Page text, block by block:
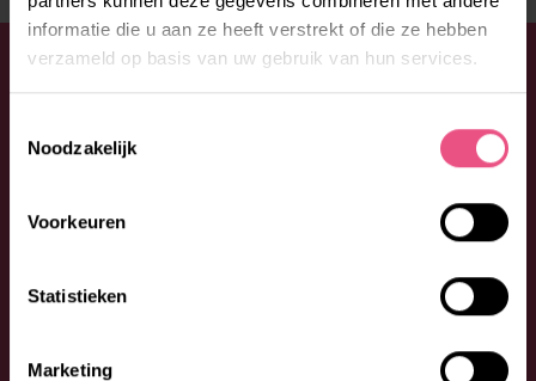
informatie die u aan ze heeft verstrekt of die ze hebben
verzameld op basis van uw gebruik van hun services.
Noodzakelijk
Voorkeuren
Statistieken
Marketing
WELLICHT OOK INTERESSANT